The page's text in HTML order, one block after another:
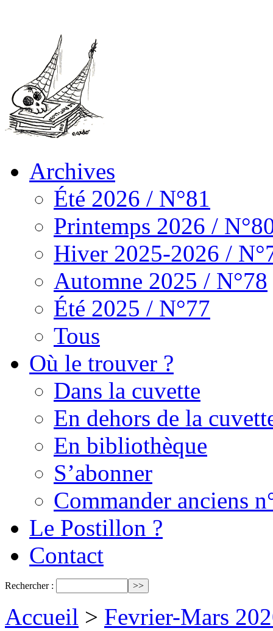
Archives
Été 2026 / N°81
Printemps 2026 /
Hiver 2025-2026 /
Automne 2025 / N°78
Été 2025 / N°77
Tous
Où le trouver ?
Dans la cuvette
En dehors de la
En bibliothèque
S’abonner
Commander anciens
Le Postillon ?
Contact
Rechercher :
Accueil > Fevrier-Mars